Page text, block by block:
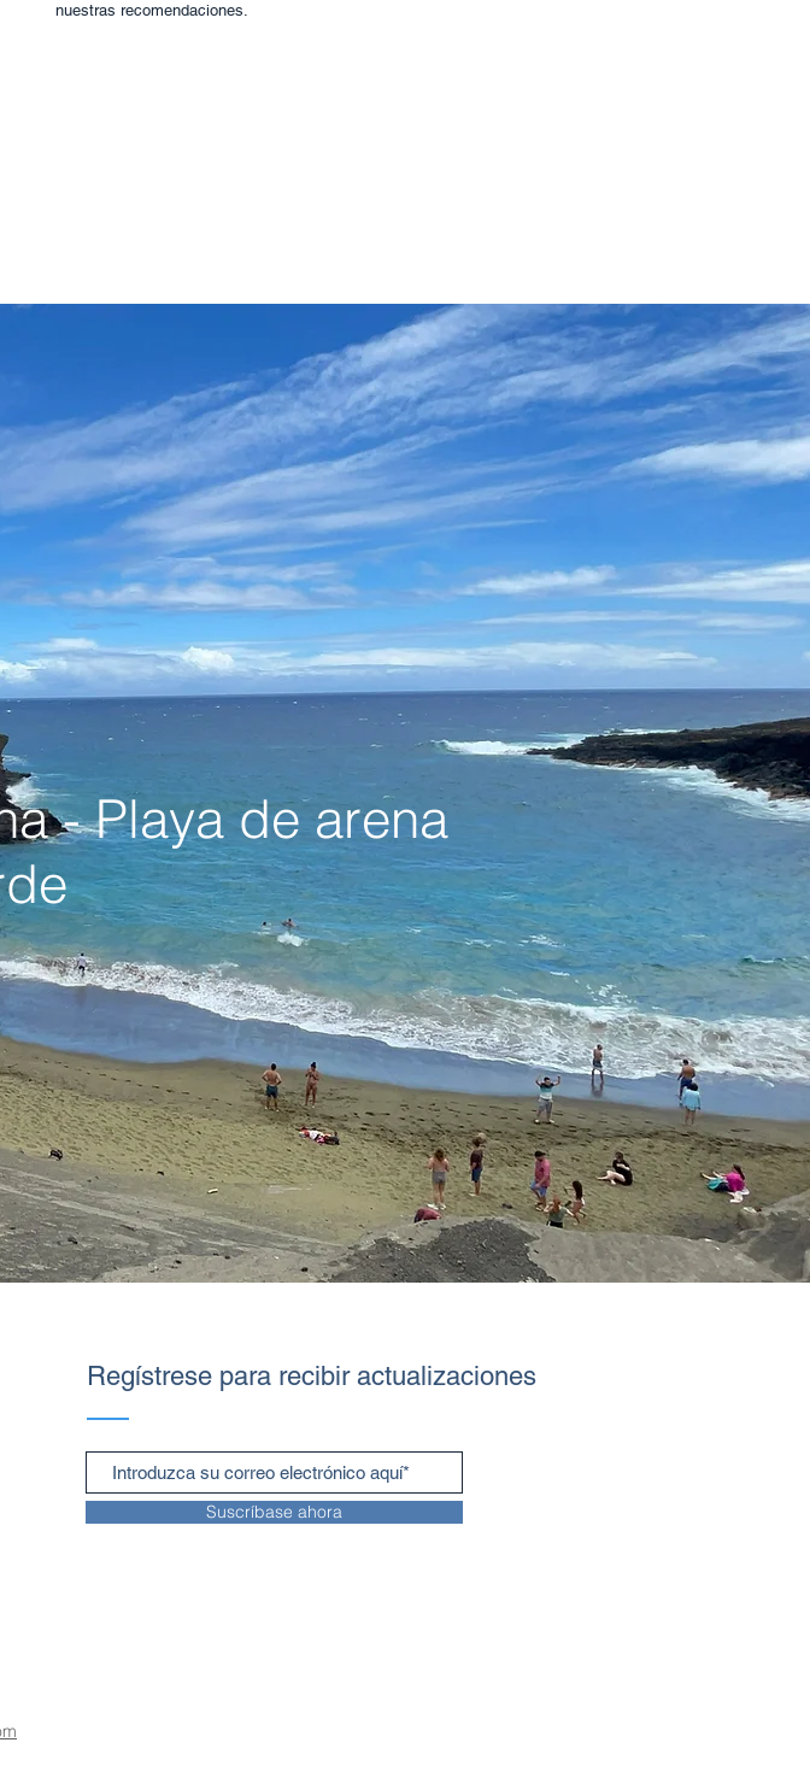
nuestras recomendaciones.
- Playa de arena
Regístrese para recibir actualizaciones
Suscríbase ahora